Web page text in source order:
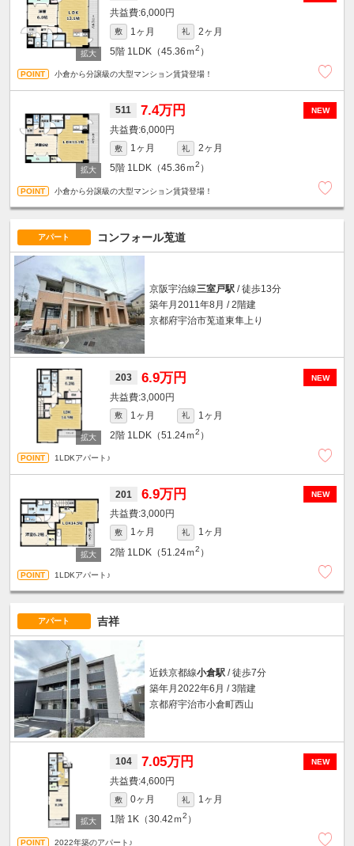
6,000円
敷 1ヶ月 礼
2ヶ月
5階 1LDK（45.36ｍ2 ）
小倉から分譲級の大型マンション賃貸登場！
NEW
511 7.4万円
6,000円
敷 1ヶ月 礼
2ヶ月
5階 1LDK（45.36ｍ2 ）
小倉から分譲級の大型マンション賃貸登場！
アパート コンフォール莵道
京阪宇治線三室戸駅/ 徒歩13分
築年月2011年8月 / 2階建
京都府宇治市莵道東隼上り
NEW
203 6.9万円
3,000円
敷 1ヶ月 礼
1ヶ月
2階 1LDK（51.24ｍ2 ）
1LDKアパート♪
NEW
201 6.9万円
3,000円
敷 1ヶ月 礼
1ヶ月
2階 1LDK（51.24ｍ2 ）
1LDKアパート♪
アパート 吉祥
近鉄京都線小倉駅/ 徒歩7分
築年月2022年6月 / 3階建
京都府宇治市小倉町西山
NEW
104 7.05万円
4,600円
敷 0ヶ月 礼
1ヶ月
1階 1K（30.42ｍ2 ）
2022年築のアパート♪